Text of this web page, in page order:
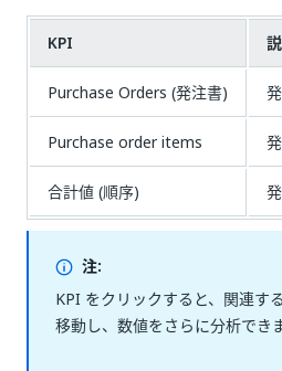
KPI
Purchase Orders (発注書)
Purchase order items
合計値 (順序)
注:
KPI をクリックすると、関連す
移動し、数値をさらに分析でき